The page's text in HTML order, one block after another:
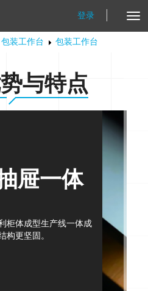
登录
包装工作台 包装工作台
与特点
屉一体
柜体成型生产线一体成
构更坚固。